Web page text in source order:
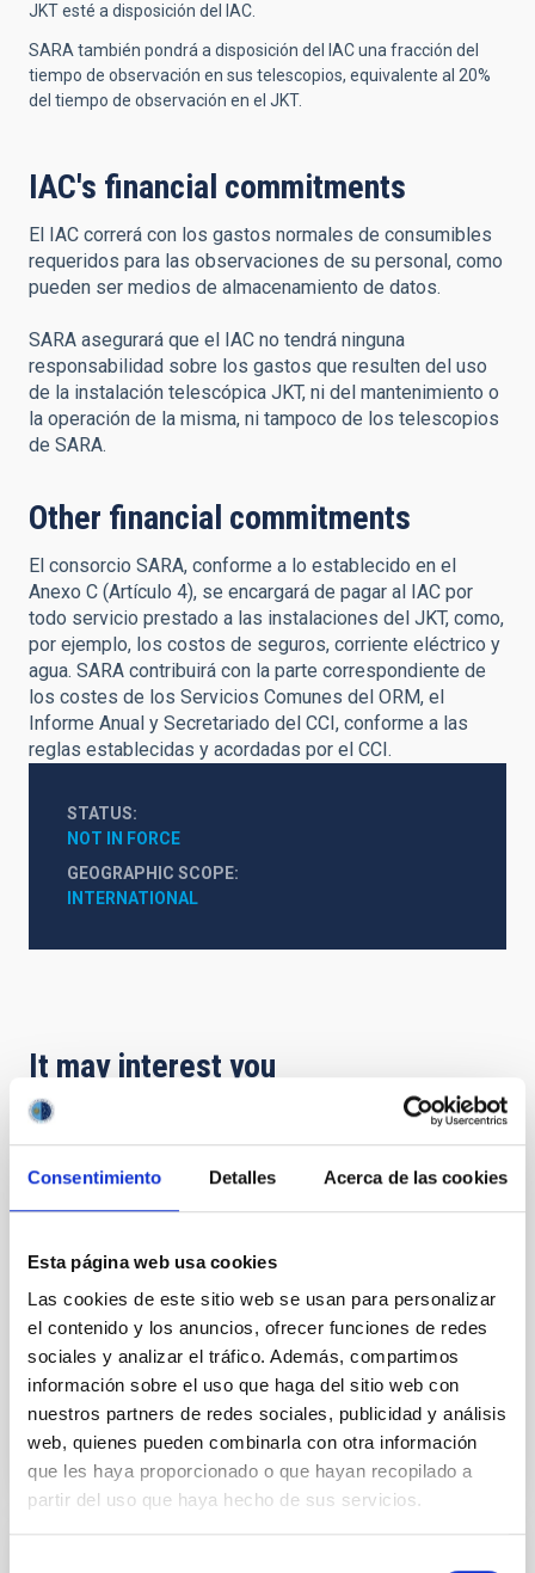
Consentimiento Detalles Acerca de las cookies
Esta página web usa cookies
Las cookies de este sitio web se usan para personalizar
el contenido y los anuncios, ofrecer funciones de redes
sociales y analizar el tráfico. Además, compartimos
información sobre el uso que haga del sitio web con
nuestros partners de redes sociales, publicidad y análisis
web, quienes pueden combinarla con otra información
que les haya proporcionado o que hayan recopilado a
partir del uso que haya hecho de sus servicios.
JKT esté a disposición del IAC.
SARA también pondrá a disposición del IAC una fracción del
tiempo de observación en sus telescopios, equivalente al 20%
del tiempo de observación en el JKT.
IAC's financial commitments
El IAC correrá con los gastos normales de consumibles
requeridos para las observaciones de su personal, como
pueden ser medios de almacenamiento de datos.
SARA asegurará que el IAC no tendrá ninguna
responsabilidad sobre los gastos que resulten del uso
de la instalación telescópica JKT, ni del mantenimiento o
la operación de la misma, ni tampoco de los telescopios
de SARA.
Other financial commitments
El consorcio SARA, conforme a lo establecido en el
Anexo C (Artículo 4), se encargará de pagar al IAC por
todo servicio prestado a las instalaciones del JKT, como,
por ejemplo, los costos de seguros, corriente eléctrico y
agua. SARA contribuirá con la parte correspondiente de
los costes de los Servicios Comunes del ORM, el
Informe Anual y Secretariado del CCI, conforme a las
reglas establecidas y acordadas por el CCI.
STATUS
NOT IN FORCE
GEOGRAPHIC SCOPE
INTERNATIONAL
It may interest you
Acuerdo de explotación científica de los
telescopios William Herschel e Isaac
Newton entre el Instituto de Astrofísica de
Canarias (IAC) y Science and Technology
Facilities Council (STFC) y la Nederlandese
Organisatie voor Wetenschappelijk
Onderzoek (NWO)
In force